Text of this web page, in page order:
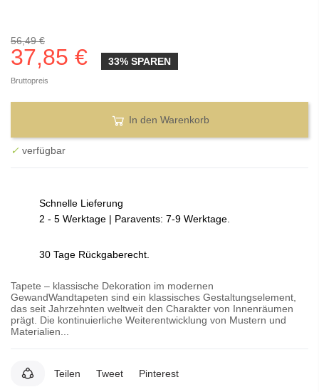
56,49 €
37,85 € 33% SPAREN
Bruttopreis
In den Warenkorb
✓ verfügbar
Schnelle Lieferung
2 - 5 Werktage | Paravents: 7-9 Werktage.
30 Tage Rückgaberecht.
Tapete – klassische Dekoration im modernen
GewandWandtapeten sind ein klassisches Gestaltungselement,
das seit Jahrzehnten weltweit den Charakter von Innenräumen
prägt. Die kontinuierliche Weiterentwicklung von Mustern und
Materialien...
Teilen Tweet Pinterest